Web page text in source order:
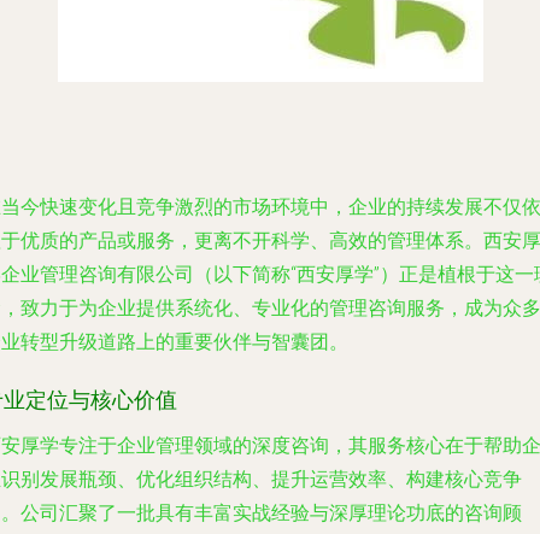
今快速变化且竞争激烈的市场环境中，企业的持续发展不仅依
优质的产品或服务，更离不开科学、高效的管理体系。西安厚
业管理咨询有限公司（以下简称“西安厚学”）正是植根于这一
致力于为企业提供系统化、专业化的管理咨询服务，成为众多
转型升级道路上的重要伙伴与智囊团。
定位与核心价值
厚学专注于企业管理领域的深度咨询，其服务核心在于帮助企
别发展瓶颈、优化组织结构、提升运营效率、构建核心竞争
公司汇聚了一批具有丰富实战经验与深厚理论功底的咨询顾